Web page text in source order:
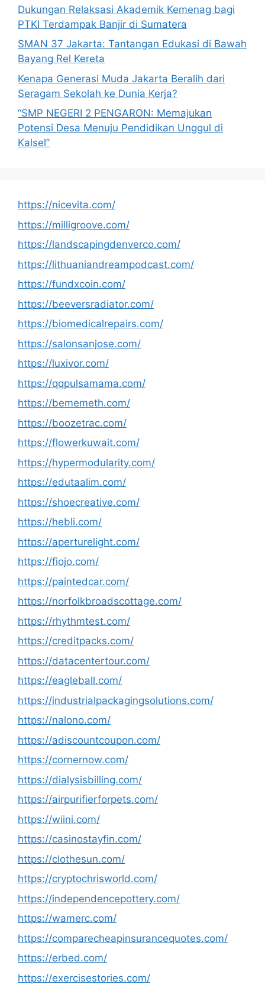
Dukungan Relaksasi Akademik Kemenag bagi
PTKI Terdampak Banjir di Sumatera
SMAN 37 Jakarta: Tantangan Edukasi di Bawah
Bayang Rel Kereta
Kenapa Generasi Muda Jakarta Beralih dari
Seragam Sekolah ke Dunia Kerja?
“SMP NEGERI 2 PENGARON: Memajukan
Potensi Desa Menuju Pendidikan Unggul di
Kalsel”
https://nicevita.com/
https://milligroove.com/
https://landscapingdenverco.com/
https://lithuaniandreampodcast.com/
https://fundxcoin.com/
https://beeversradiator.com/
https://biomedicalrepairs.com/
https://salonsanjose.com/
https://luxivor.com/
https://qqpulsamama.com/
https://bememeth.com/
https://boozetrac.com/
https://flowerkuwait.com/
https://hypermodularity.com/
https://edutaalim.com/
https://shoecreative.com/
https://hebli.com/
https://aperturelight.com/
https://fiojo.com/
https://paintedcar.com/
https://norfolkbroadscottage.com/
https://rhythmtest.com/
https://creditpacks.com/
https://datacentertour.com/
https://eagleball.com/
https://industrialpackagingsolutions.com/
https://nalono.com/
https://adiscountcoupon.com/
https://cornernow.com/
https://dialysisbilling.com/
https://airpurifierforpets.com/
https://wiini.com/
https://casinostayfin.com/
https://clothesun.com/
https://cryptochrisworld.com/
https://independencepottery.com/
https://wamerc.com/
https://comparecheapinsurancequotes.com/
https://erbed.com/
https://exercisestories.com/